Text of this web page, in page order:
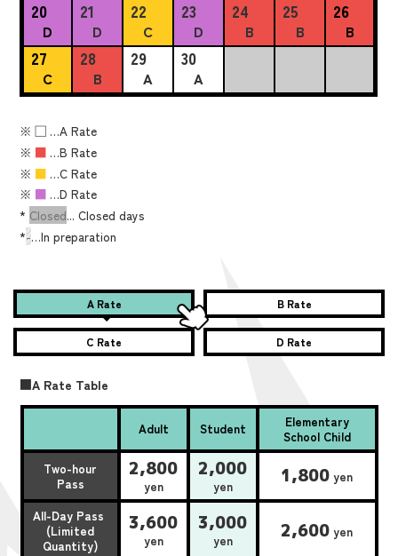
20
D
21
D
22
C
23
D
24
B
25
B
26
B
27
C
28
B
29
A
30
A
※■ …A Rate
※ ■ …B Rate
※ ■ …C Rate
※ ■ …D Rate
* Closed... Closed days
*-…In preparation
A Rate B Rate
C Rate D Rate
■A Rate Table
Adult Student
Elementary
School Child
Two-hour
Pass
2,800
yen
2,000
yen 1,800 yen
All-Day Pass
(Limited
Quantity)
3,600
yen
3,000
yen 2,600 yen